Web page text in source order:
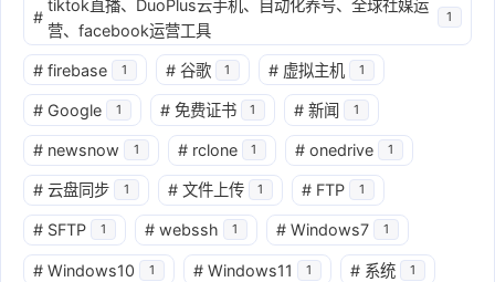
#
tiktok直播、DuoPlus云手机、自动化养号、全球社媒运
营、facebook运营工具
1
# firebase 1 # 谷歌 1 # 虚拟主机 1
# Google 1 # 免费证书 1 # 新闻 1
# newsnow 1 # rclone 1 # onedrive 1
# 云盘同步 1 # 文件上传 1 # FTP 1
# SFTP 1 # webssh 1 # Windows7 1
# Windows10 1 # Windows11 1 # 系统 1